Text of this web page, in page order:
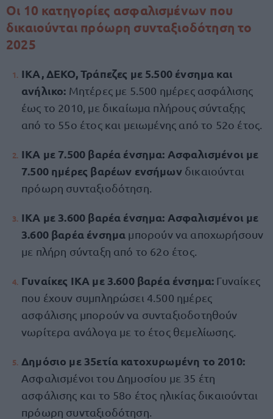
Οι 10 κατηγορίες ασφαλισμένων που
δικαιούνται πρόωρη συνταξιοδότηση το
2025
ΙΚΑ, ΔΕΚΟ, Τράπεζες με 5.500 ένσημα και
ανήλικο: Μητέρες με 5.500 ημέρες ασφάλισης
έως το 2010, με δικαίωμα πλήρους σύνταξης
από το 55ο έτος και μειωμένης από το 52ο έτος.
ΙΚΑ με 7.500 βαρέα ένσημα: Ασφαλισμένοι με
7.500 ημέρες βαρέων ενσήμωνδικαιούνται
πρόωρη συνταξιοδότηση.
ΙΚΑ με 3.600 βαρέα ένσημα: Ασφαλισμένοι με
3.600 βαρέα ένσημα μπορούν να αποχωρήσουν
με πλήρη σύνταξη από το 62ο έτος.
Γυναίκες ΙΚΑ με 3.600 βαρέα ένσημα: Γυναίκες
που έχουν συμπληρώσει 4.500 ημέρες
ασφάλισης μπορούν να συνταξιοδοτηθούν
νωρίτερα ανάλογα με το έτος θεμελίωσης.
Δημόσιο με 35ετία κατοχυρωμένη το 2010:
Ασφαλισμένοι του Δημοσίου με 35 έτη
ασφάλισης και το 58ο έτος ηλικίας δικαιούνται
πρόωρη συνταξιοδότηση.